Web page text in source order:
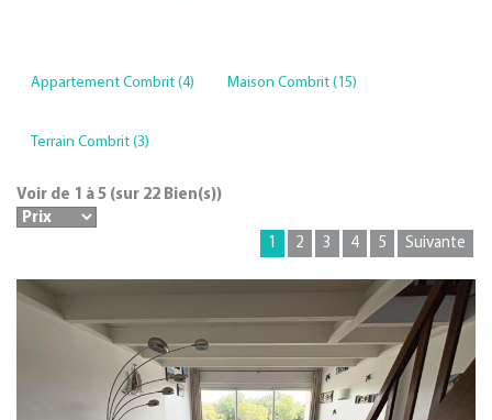
Appartement Combrit (4) Maison Combrit (15)
Terrain Combrit (3)
Voir de 1 à 5 (sur 22 Bien(s))
1 2 3 4 5 Suivante